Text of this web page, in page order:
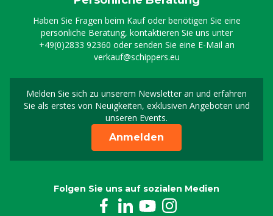
Haben Sie Fragen beim Kauf oder benötigen Sie eine
persönliche Beratung, kontaktieren Sie uns unter
+49(0)2833 92360 oder senden Sie eine E-Mail an
verkauf@schippers.eu
Melden Sie sich zu unserem Newsletter an und erfahren
Sie als erstes von Neuigkeiten, exklusiven Angeboten und
unseren Events.
Melden Sie sich für
Anmelden
Folgen Sie uns auf sozialen Medien